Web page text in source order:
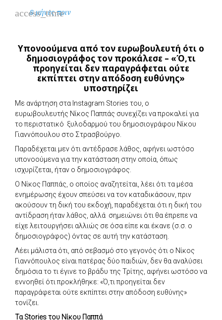
access_time
8 μήνες πριν
Υπονοούμενα από τον ευρωβουλευτή ότι ο
δημοσιογράφος τον προκάλεσε – «Ό,τι
προηγείται δεν παραγράφεται ούτε
εκπίπτει στην απόδοση ευθύνης»
υποστηρίζει
Με ανάρτηση στα Instagram Stories του, ο
ευρωβουλευτής Νίκος Παππάς συνεχίζει να προκαλεί για
το περιστατικό ξυλοδαρμού του δημοσιογράφου Νίκου
Γιαννόπουλου στο Στρασβούργο.
Παραδέχεται μεν ότι αντέδρασε λάθος, αφήνει ωστόσο
υπονοούμενα για την κατάσταση στην οποία, όπως
ισχυρίζεται, ήταν ο δημοσιογράφος.
Ο Νίκος Παππάς, ο οποίος αναζητείται, λέει ότι τα μέσα
ενημέρωσης έχουν σπεύσει να τον καταδικάσουν, πριν
ακούσουν τη δική του εκδοχή, παραδέχεται ότι η δική του
αντίδραση ήταν λάθος, αλλά σημειώνει ότι θα έπρεπε να
είχε λειτουργήσει αλλιώς σε όσα είπε και έκανε (σ.σ. ο
δημοσιογράφος) όντας σε αυτή την κατάσταση.
Λέει μάλιστα ότι, από σεβασμό στο γεγονός ότι ο Νίκος
Γιαννόπουλος είναι πατέρας δύο παιδιών, δεν θα αναλύσει
δημόσια το τι έγινε το βράδυ της Τρίτης, αφήνει ωστόσο να
εννοηθεί ότι προκλήθηκε: «Ό,τι προηγείται δεν
παραγράφεται ούτε εκπίπτει στην απόδοση ευθύνης»
τονίζει.
Τα Stories του Νίκου Παππά